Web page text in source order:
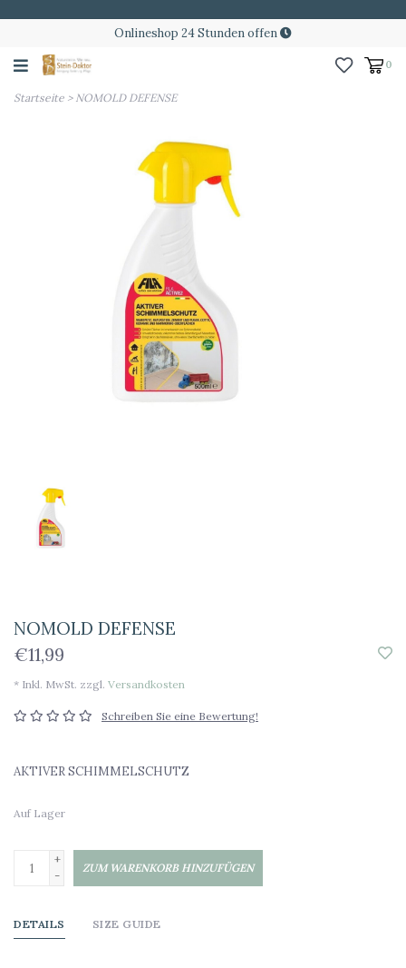
Onlineshop 24 Stunden offen
0
Startseite > NOMOLD DEFENSE
NOMOLD DEFENSE
€11,99
* Inkl. MwSt. zzgl. Versandkosten
Schreiben Sie eine Bewertung!
AKTIVER SCHIMMELSCHUTZ
Auf Lager
+
-
ZUM WARENKORB HINZUFÜGEN
DETAILS SIZE GUIDE